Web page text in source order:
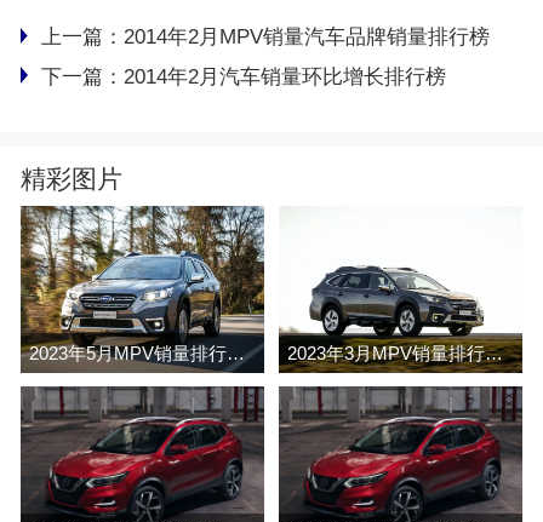
上一篇： 2014年2月MPV销量汽车品牌销量排行榜
下一篇： 2014年2月汽车销量环比增长排行榜
精彩图片
2023年5月MPV销量排行榜完整版名单 2023年3月MPV销量排行榜完整版名单